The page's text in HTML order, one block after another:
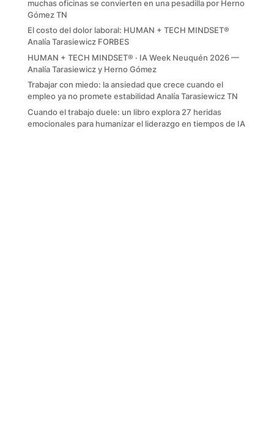
muchas oficinas se convierten en una pesadilla por Herno
Gómez TN
El costo del dolor laboral: HUMAN + TECH MINDSET®
Analía Tarasiewicz FORBES
HUMAN + TECH MINDSET® · IA Week Neuquén 2026 —
Analía Tarasiewicz y Herno Gómez
Trabajar con miedo: la ansiedad que crece cuando el
empleo ya no promete estabilidad Analía Tarasiewicz TN
Cuando el trabajo duele: un libro explora 27 heridas
emocionales para humanizar el liderazgo en tiempos de IA